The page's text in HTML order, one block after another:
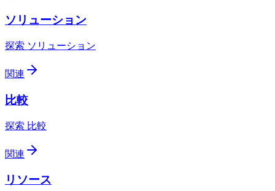
ソリューション
探索 ソリューション
関連
比較
探索 比較
関連
リソース